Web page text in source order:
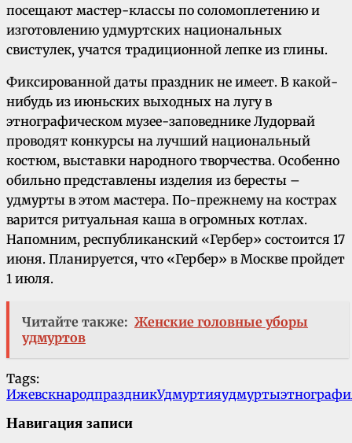
посещают мастер-классы по соломоплетению и
изготовлению удмуртских национальных
свистулек, учатся традиционной лепке из глины.
Фиксированной даты праздник не имеет. В какой-
нибудь из июньских выходных на лугу в
этнографическом музее-заповеднике Лудорвай
проводят конкурсы на лучший национальный
костюм, выставки народного творчества. Особенно
обильно представлены изделия из бересты –
удмурты в этом мастера. По-прежнему на кострах
варится ритуальная каша в огромных котлах.
Напомним, республиканский «Гербер» состоится 17
июня. Планируется, что «Гербер» в Москве пройдет
1 июля.
Читайте также: Женские головные уборы
удмуртов
Tags:
ИжевскнародпраздникУдмуртияудмурты
Навигация записи